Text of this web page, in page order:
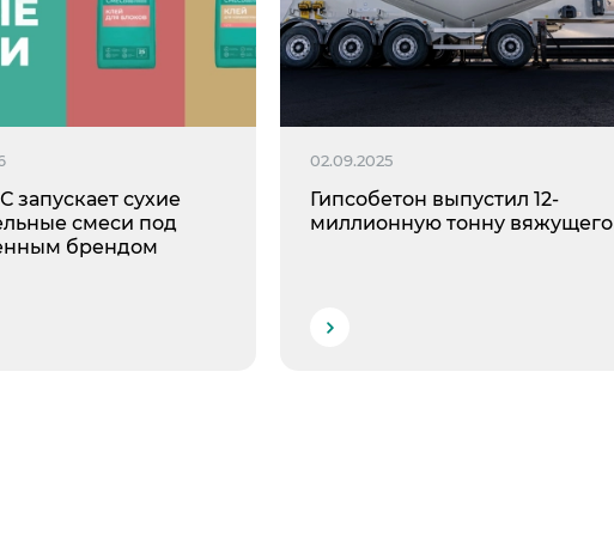
сухие
смеси под
брендом
02.09.2025
Гипсобетон выпустил 12-
миллионную тонну вяжущего
Холдинга